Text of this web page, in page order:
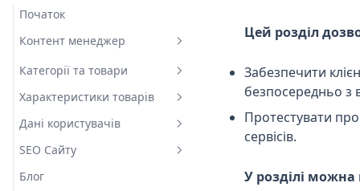
Вид товару
Назва товару
Динамічні характеристики
Опис товару
Модель товару
Товарні групи
Розділ синхронізації
Початок
Контент менеджер
Категорії та товари
Категорії
Товари
Пошук
Характеристики товарів
Усі характеристики
Фільтри
Дані користувачів
Замовлення
Клієнти
SEO Сайту
SEO
Блог
Цей розділ
Забезпечити
безпосередньо з
Протестувати
сервісів.
У розділі